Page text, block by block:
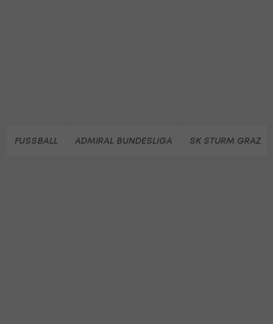
FUSSBALL ADMIRAL BUNDESLIGA SK STURM GRAZ